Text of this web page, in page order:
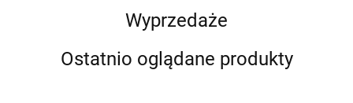
Wyprzedaże
Ostatnio oglądane produkty